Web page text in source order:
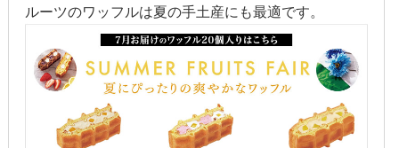
2016年12月
2016年11月
2016年10月
2016年9月
ルーツのワッフルは夏の手土産にも最適です。